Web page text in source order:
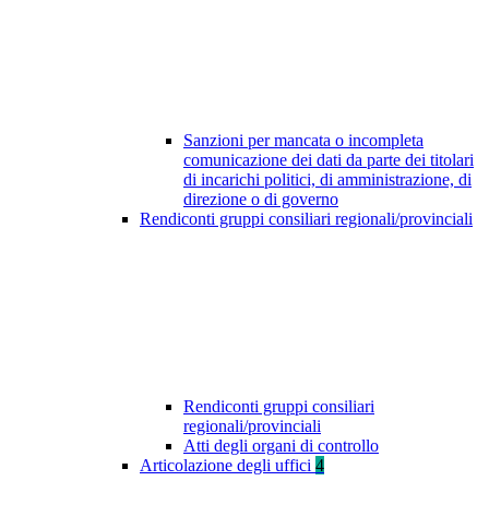
Sanzioni per mancata o incompleta
comunicazione dei dati da parte dei titolari
di incarichi politici, di amministrazione, di
direzione o di governo
Rendiconti gruppi consiliari regionali/provinciali
Rendiconti gruppi consiliari
regionali/provinciali
Atti degli organi di controllo
Articolazione degli uffici 4